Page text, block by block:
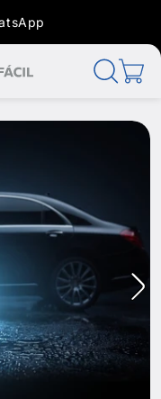
Carrinho